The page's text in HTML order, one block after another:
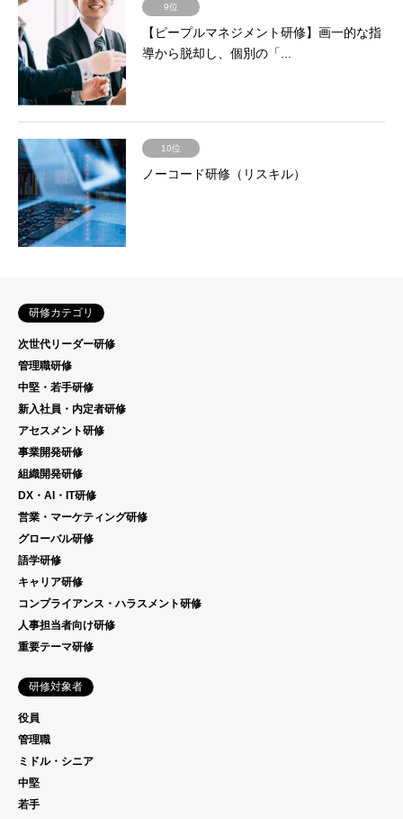
9位
【ピープルマネジメント研修】画一的な指
導から脱却し、個別の「...
10位
ノーコード研修（リスキル）
研修カテゴリ
次世代リーダー研修
管理職研修
中堅・若手研修
新入社員・内定者研修
アセスメント研修
事業開発研修
組織開発研修
DX・AI・IT研修
営業・マーケティング研修
グローバル研修
語学研修
キャリア研修
コンプライアンス・ハラスメント研修
人事担当者向け研修
重要テーマ研修
研修対象者
役員
管理職
ミドル・シニア
中堅
若手